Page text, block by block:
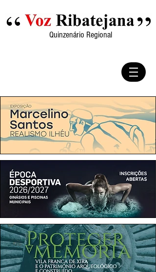
Quinzenário Regional